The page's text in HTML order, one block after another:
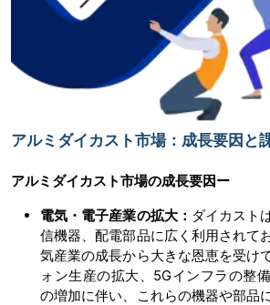
アルミダイカスト市場：成長要因と
アルミダイカスト市場の成長要因ー
電気・電子産業の拡大： ダイカスト
信機器、配電部品に広く利用されて
気産業の成長から大きな恩恵を受け
ォン生産の拡大、5Gインフラの整
の増加に伴い、これらの機器や部品